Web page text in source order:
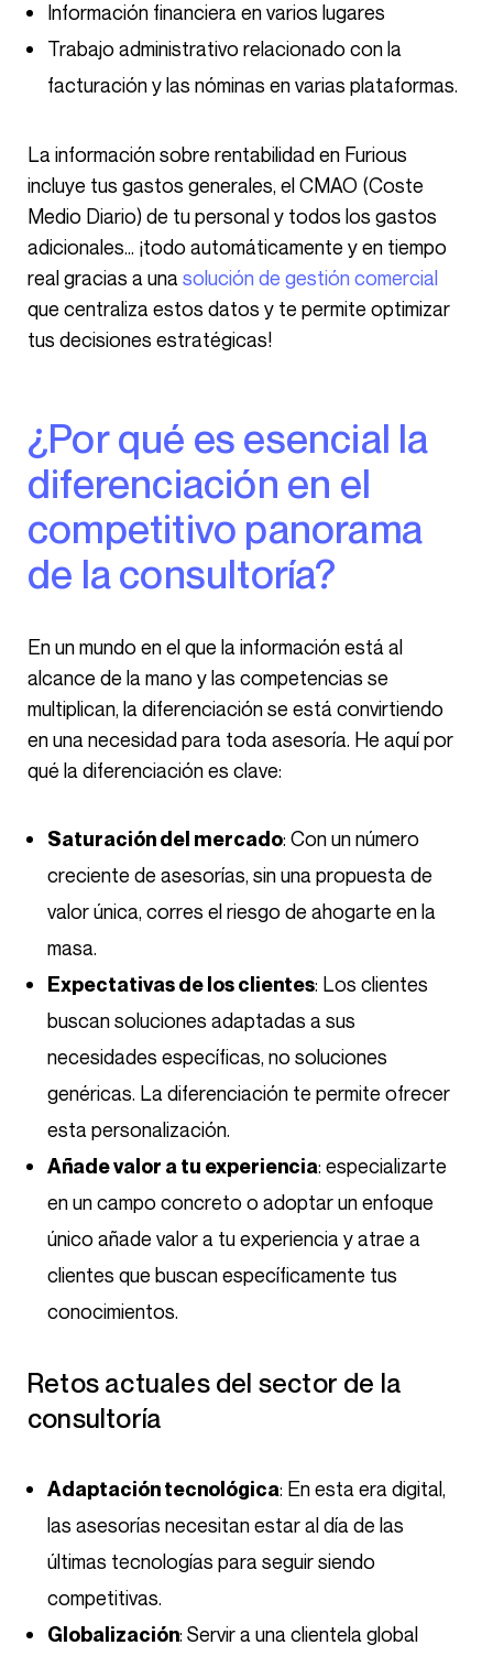
Información financiera en varios lugares
Trabajo administrativo relacionado con la
facturación y las nóminas en varias plataformas.
La información sobre rentabilidad en Furious
incluye tus gastos generales, el CMAO (Coste
Medio Diario) de tu personal y todos los gastos
adicionales… ¡todo automáticamente y en tiempo
real gracias a una solución de gestión comercial
que centraliza estos datos y te permite optimizar
tus decisiones estratégicas!
¿Por qué es esencial la
diferenciación en el
competitivo panorama
de la consultoría?
En un mundo en el que la información está al
alcance de la mano y las competencias se
multiplican, la diferenciación se está convirtiendo
en una necesidad para toda asesoría. He aquí por
qué la diferenciación es clave:
Saturación del mercado: Con un número
creciente de asesorías, sin una propuesta de
valor única, corres el riesgo de ahogarte en la
masa.
Expectativas de los clientes: Los clientes
buscan soluciones adaptadas a sus
necesidades específicas, no soluciones
genéricas. La diferenciación te permite ofrecer
esta personalización.
Añade valor a tu experiencia: especializarte
en un campo concreto o adoptar un enfoque
único añade valor a tu experiencia y atrae a
clientes que buscan específicamente tus
conocimientos.
Retos actuales del sector de la
consultoría
Adaptación tecnológica: En esta era digital,
las asesorías necesitan estar al día de las
últimas tecnologías para seguir siendo
competitivas.
Globalización: Servir a una clientela global